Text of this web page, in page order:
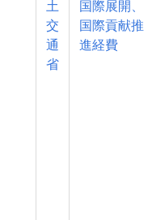
土
交
通
省
国際展開、
国際貢献推
進経費